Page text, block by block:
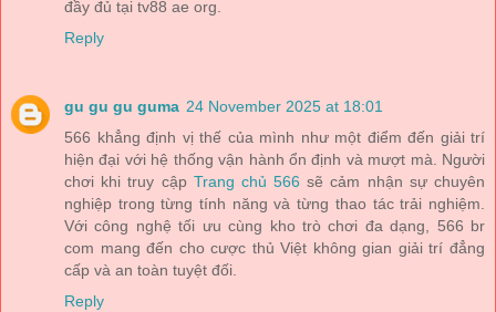
đầy đủ tại tv88 ae org.
Reply
gu gu gu guma 24 November 2025 at 18:01
566 khẳng định vị thế của mình như một điểm đến giải trí
hiện đại với hệ thống vận hành ổn định và mượt mà. Người
chơi khi truy cập Trang chủ 566 sẽ cảm nhận sự chuyên
nghiệp trong từng tính năng và từng thao tác trải nghiệm.
Với công nghệ tối ưu cùng kho trò chơi đa dạng, 566 br
com mang đến cho cược thủ Việt không gian giải trí đẳng
cấp và an toàn tuyệt đối.
Reply